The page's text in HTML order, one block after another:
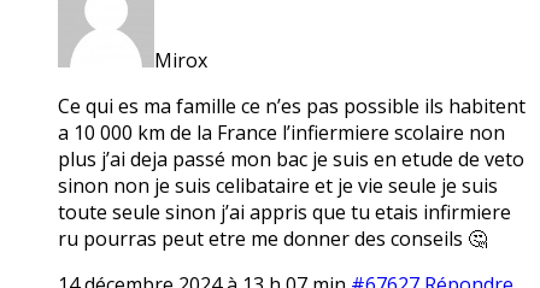
Mirox
Ce qui es ma famille ce n’es pas possible ils habitent
a 10 000 km de la France l’infiermiere scolaire non
plus j’ai deja passé mon bac je suis en etude de veto
sinon non je suis celibataire et je vie seule je suis
toute seule sinon j’ai appris que tu etais infirmiere
ru pourras peut etre me donner des conseils 🤔